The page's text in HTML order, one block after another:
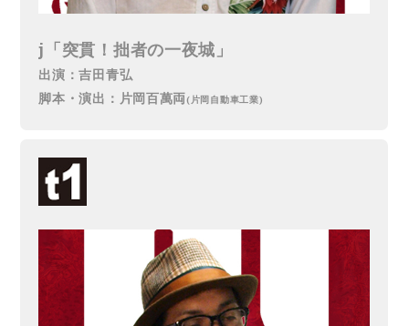
j「突貫！拙者の一夜城」
出演：吉田青弘
脚本・演出：片岡百萬両(片岡自動車工業)